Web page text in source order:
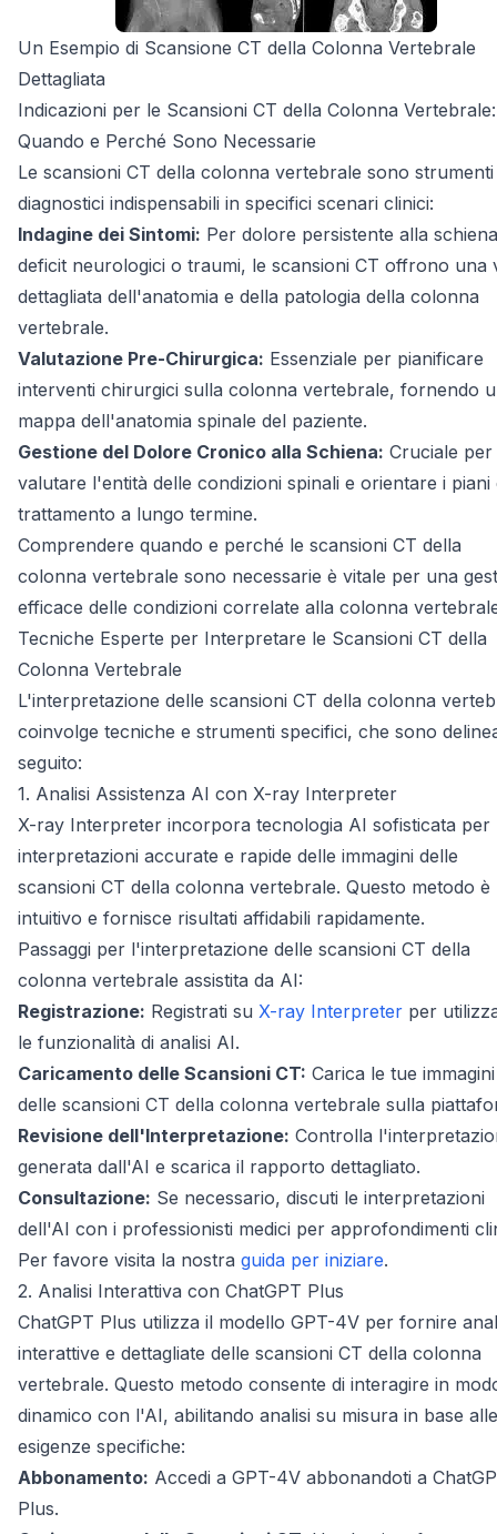
Un Esempio di Scansione CT della Colonna Vertebrale
Dettagliata
Indicazioni per le Scansioni CT della Colonna Vertebrale:
Quando e Perché Sono Necessarie
Le scansioni CT della colonna vertebrale sono strumenti
diagnostici indispensabili in specifici scenari clinici:
Indagine dei Sintomi: Per dolore persistente alla
deficit neurologici o traumi, le scansioni CT offrono una
dettagliata dell'anatomia e della patologia della colonna
vertebrale.
Valutazione Pre-Chirurgica: Essenziale per pianificare
interventi chirurgici sulla colonna vertebrale, fornendo
mappa dell'anatomia spinale del paziente.
Gestione del Dolore Cronico alla Schiena: Cruciale per
valutare l'entità delle condizioni spinali e orientare i piani
trattamento a lungo termine.
Comprendere quando e perché le scansioni CT della
colonna vertebrale sono necessarie è vitale per una
efficace delle condizioni correlate alla colonna
Tecniche Esperte per Interpretare le Scansioni CT della
Colonna Vertebrale
L'interpretazione delle scansioni CT della colonna
coinvolge tecniche e strumenti specifici, che sono
seguito:
1. Analisi Assistenza AI con X-ray Interpreter
X-ray Interpreter incorpora tecnologia AI sofisticata per
interpretazioni accurate e rapide delle immagini delle
scansioni CT della colonna vertebrale. Questo metodo è
intuitivo e fornisce risultati affidabili rapidamente.
Passaggi per l'interpretazione delle scansioni CT della
colonna vertebrale assistita da AI:
Registrazione: Registrati su X-ray Interpreter per
le funzionalità di analisi AI.
Caricamento delle Scansioni CT: Carica le tue immagini
delle scansioni CT della colonna vertebrale sulla
Revisione dell'Interpretazione: Controlla
generata dall'AI e scarica il rapporto dettagliato.
Consultazione: Se necessario, discuti le interpretazioni
dell'AI con i professionisti medici per approfondimenti
Per favore visita la nostra guida per iniziare.
2. Analisi Interattiva con ChatGPT Plus
ChatGPT Plus utilizza il modello GPT-4V per fornire
interattive e dettagliate delle scansioni CT della colonna
vertebrale. Questo metodo consente di interagire in
dinamico con l'AI, abilitando analisi su misura in base alle
esigenze specifiche:
Abbonamento: Accedi a GPT-4V abbonandoti a
Plus.